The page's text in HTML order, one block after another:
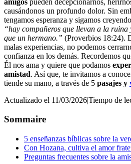
causándonos un profundo dolor. Sin
tengamos esperanza y sigamos
“hay compañeros que llevan a la ruina
que un hermano.” (Proverbios 18:24).
malas experiencias, no podemos
confianza en los demás. Recordemos
Él nos ama y quiere que podamos
amistad. Así que, te invitamos a
tiende su mano, a través de 5 pasajes y
Actualizado el 11/03/2026|Tiempo de
Sommaire
5 enseñanzas bíblicas sobre la
Con Hozana, cultiva el amor
Preguntas frecuentes sobre la